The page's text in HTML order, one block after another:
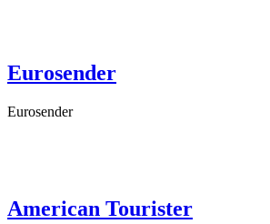
Eurosender
Eurosender
American Tourister